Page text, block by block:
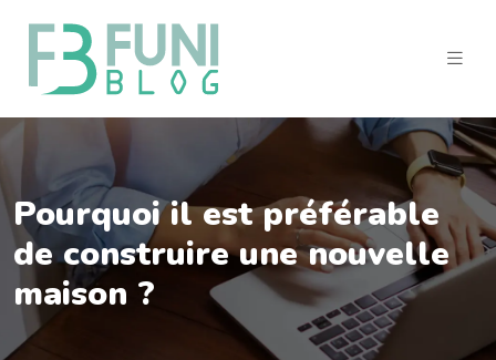
Pourquoi il est préférable
de construire une nouvelle
maison ?